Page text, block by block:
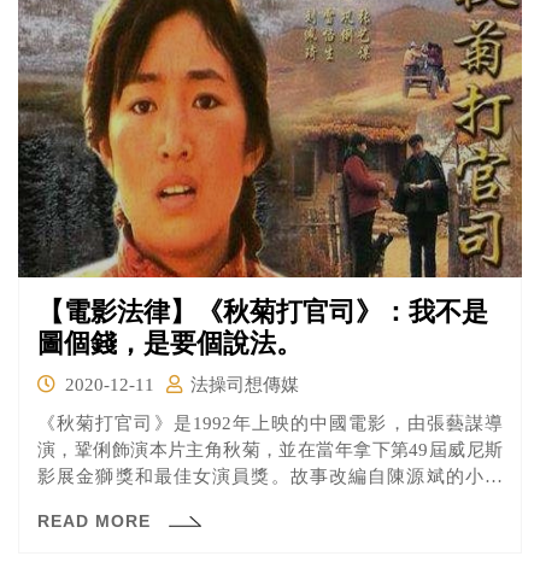
【電影法律】《秋菊打官司》：我不是
圖個錢，是要個說法。
2020-12-11
法操司想傳媒
《秋菊打官司》是1992年上映的中國電影，由張藝謀導
演，鞏俐飾演本片主角秋菊，並在當年拿下第49屆威尼斯
影展金獅獎和最佳女演員獎。故事改編自陳源斌的小說
堂因故朝秋菊丈夫萬慶來下體踢上一腳，卻不打算向萬慶
READ MORE